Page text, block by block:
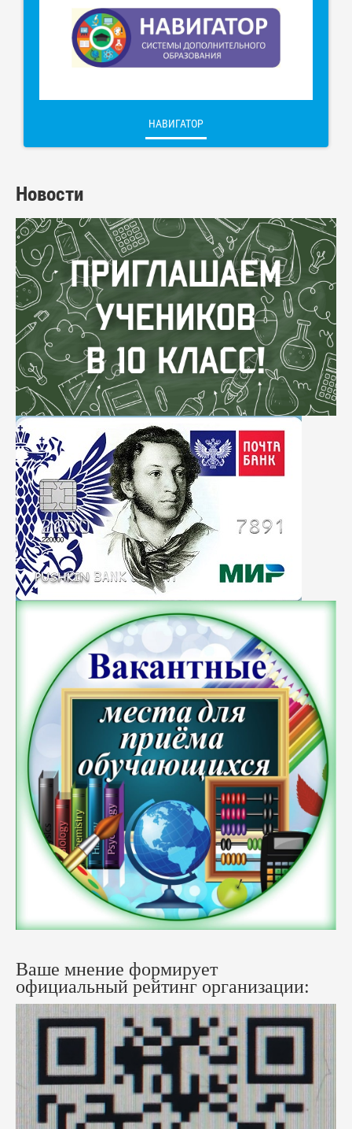
НАВИГАТОР
Новости
Ваше мнение формирует
официальный рейтинг организации: